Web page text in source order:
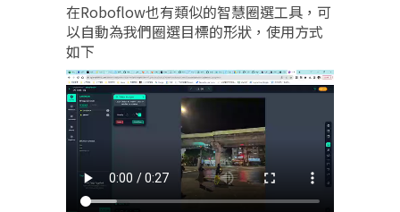
在Roboflow也有類似的智慧圈選工具，可
以自動為我們圈選目標的形狀，使用方式
如下